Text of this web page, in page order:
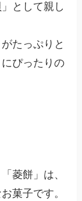
として親し
たっぷりと
ぴったりの
菱餅」は、
菓子です。